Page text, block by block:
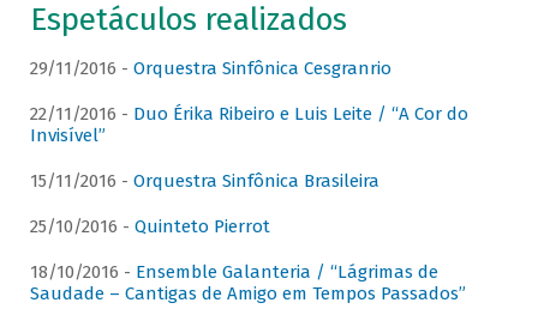
Espetáculos realizados
29/11/2016 - Orquestra Sinfônica Cesgranrio
22/11/2016 - Duo Érika Ribeiro e Luis Leite / “A Cor do
Invisível”
15/11/2016 - Orquestra Sinfônica Brasileira
25/10/2016 - Quinteto Pierrot
18/10/2016 - Ensemble Galanteria / “Lágrimas de
Saudade – Cantigas de Amigo em Tempos Passados”